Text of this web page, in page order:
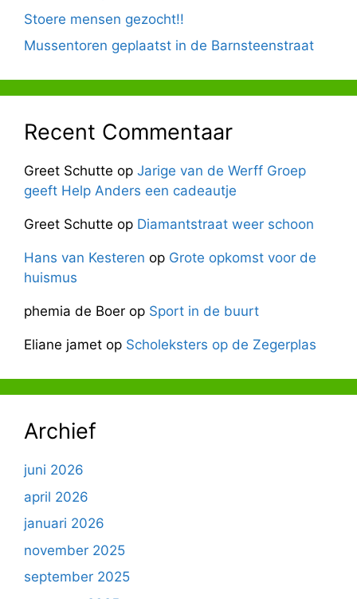
Stoere mensen gezocht!!
Mussentoren geplaatst in de Barnsteenstraat
Recent Commentaar
Greet Schutte op Jarige van de Werff Groep
geeft Help Anders een cadeautje
Greet Schutte op Diamantstraat weer schoon
Hans van Kesteren op Grote opkomst voor de
huismus
phemia de Boer op Sport in de buurt
Eliane jamet op Scholeksters op de Zegerplas
Archief
juni 2026
april 2026
januari 2026
november 2025
september 2025